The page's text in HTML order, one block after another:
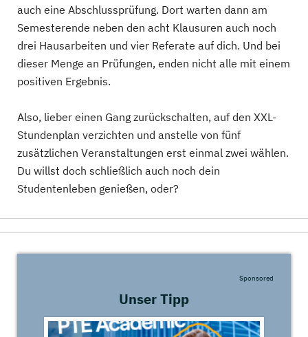
auch eine Abschlussprüfung. Dort warten dann am
Semesterende neben den acht Klausuren auch noch
drei Hausarbeiten und vier Referate auf dich. Und bei
dieser Menge an Prüfungen, enden nicht alle mit einem
positiven Ergebnis.
Also, lieber einen Gang zurückschalten, auf den XXL-
Stundenplan verzichten und anstelle von fünf
zusätzlichen Veranstaltungen erst einmal zwei wählen.
Du willst doch schließlich auch noch dein
Studentenleben genießen, oder?
Unser Tipp
Sponsored